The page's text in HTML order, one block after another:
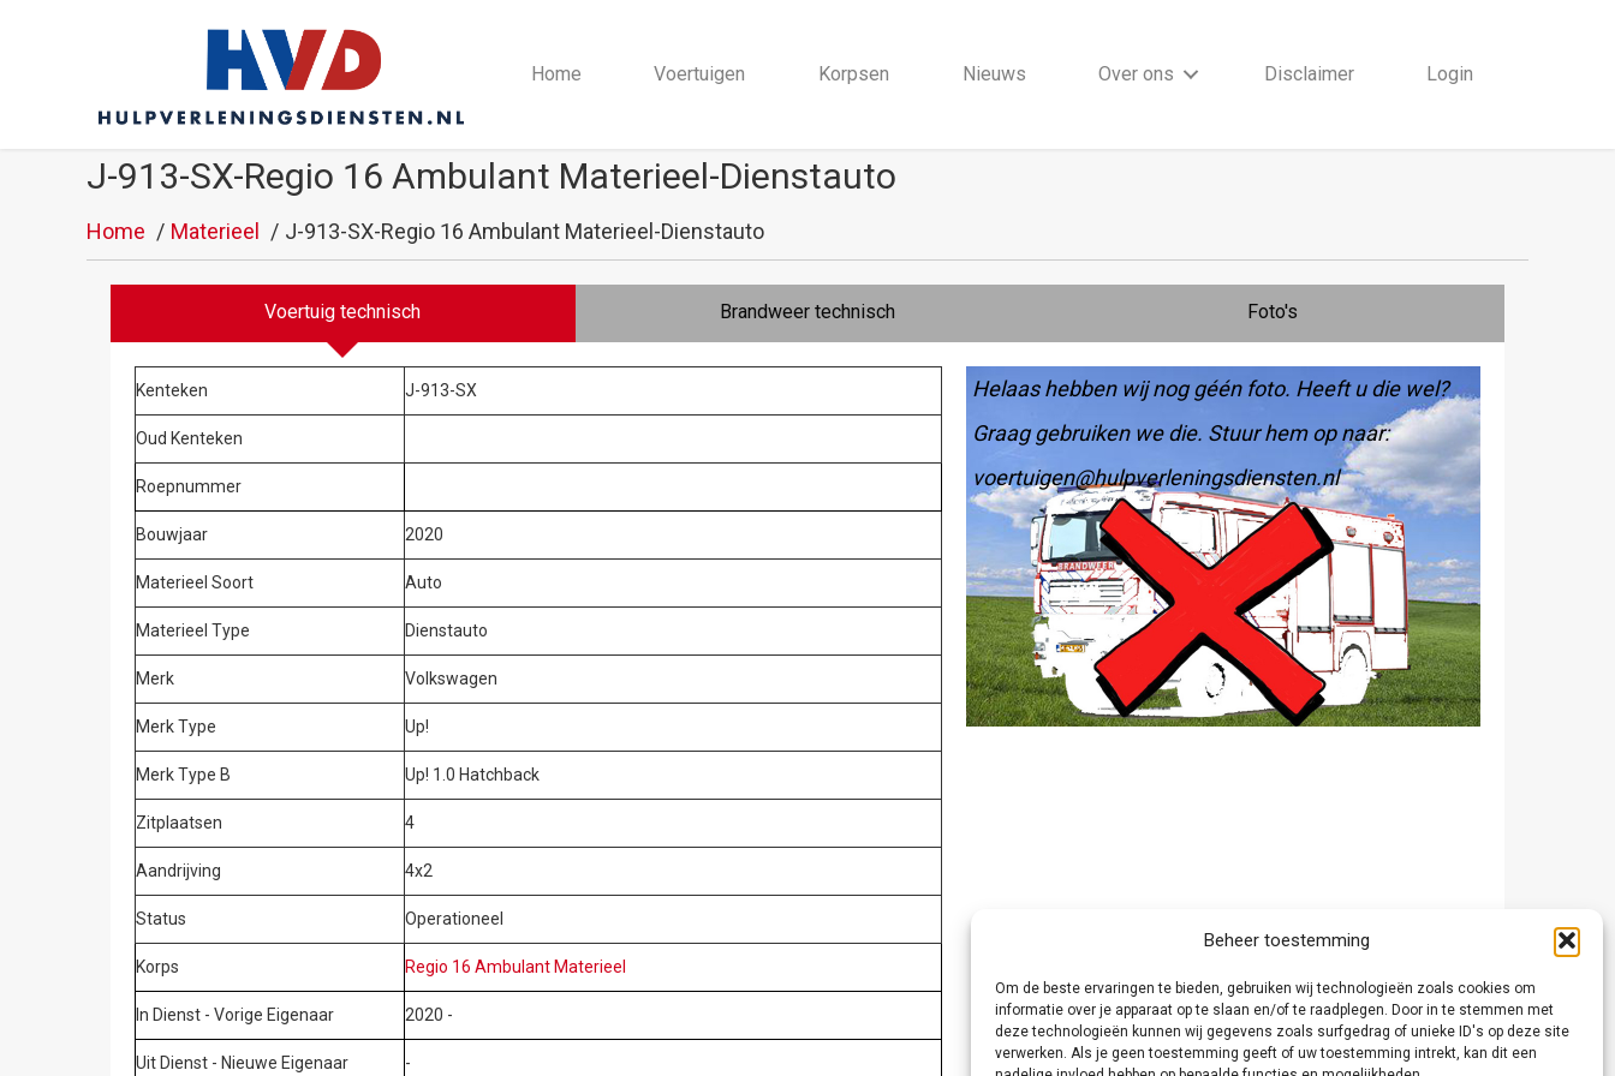
Beheer toestemming
Om de beste ervaringen te bieden, gebruiken wij technologieën zoals cookies om
informatie over je apparaat op te slaan en/of te raadplegen. Door in te stemmen met
deze technologieën kunnen wij gegevens zoals surfgedrag of unieke ID's op deze site
verwerken. Als je geen toestemming geeft of uw toestemming intrekt, kan dit een
Home Voertuigen Korpsen Nieuws Over ons Disclaimer Login
J-913-SX-Regio 16 Ambulant Materieel-Dienstauto
Home Materieel J-913-SX-Regio 16 Ambulant Materieel-Dienstauto
Voertuig technisch Brandweer technisch Foto's
Kenteken J-913-SX
Oud Kenteken
Roepnummer
Bouwjaar 2020
Materieel Soort Auto
Materieel Type Dienstauto
Merk Volkswagen
Merk Type Up!
Merk Type B Up! 1.0 Hatchback
Zitplaatsen 4
Aandrijving 4x2
Status Operationeel
Korps Regio 16 Ambulant Materieel
In Dienst - Vorige Eigenaar 2020 -
Uit Dienst - Nieuwe Eigenaar -
Helaas hebben wij nog géén foto. Heeft u die wel?
Graag gebruiken we die. Stuur hem op naar:
voertuigen@hulpverleningsdiensten.nl